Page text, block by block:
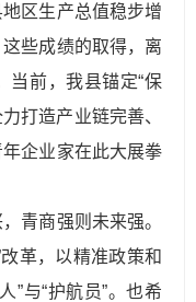
区生产总值稳步增
些成绩的取得，离
当前，我县锚定“保
打造产业链完善、
企业家在此大展拳
青商强则未来强。
革，以精准政策和
”与“护航员”。也希